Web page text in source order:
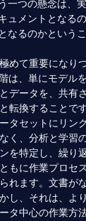
一つの懸念は、
ュメントとなる
なるのかという
めて重要になり
は、単にモデル
データを、共有
転換することで
タセットにリン
く、分析と学習
を特定し、繰り
もに作業プロセ
れます。文書が
し、それは、よ
タ中心の作業方